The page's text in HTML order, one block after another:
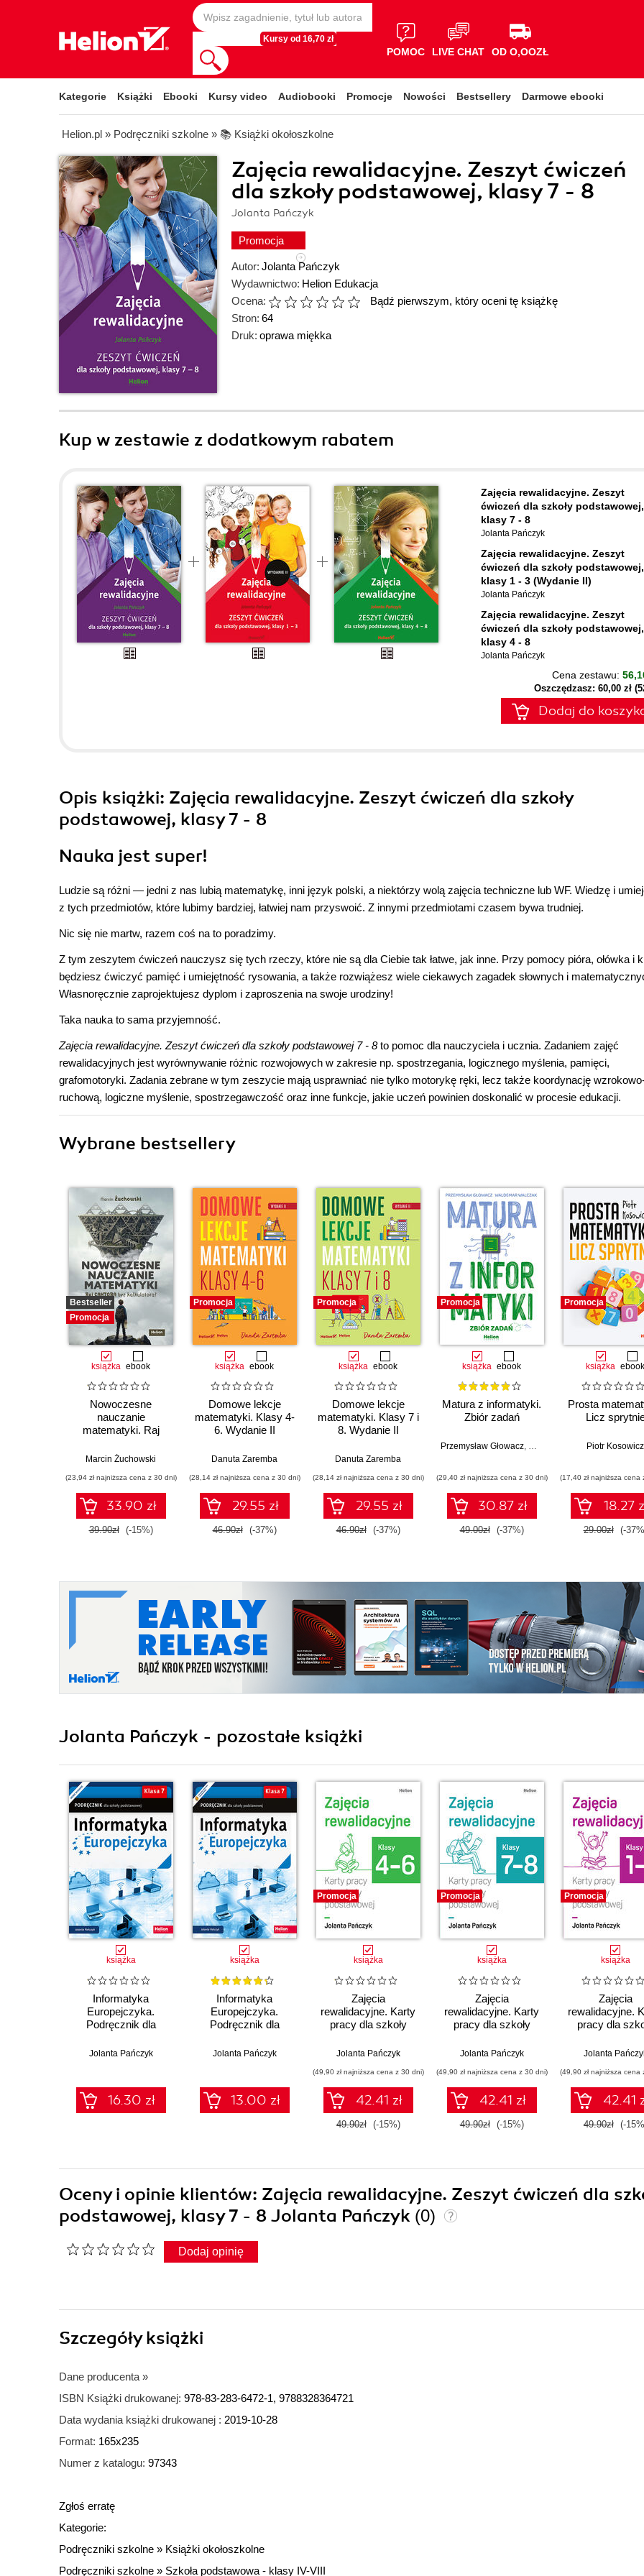
Kursy od 16,70 zł
POMOC LIVE CHAT OD O,OOZŁ
Kategorie Książki Ebooki Kursy video Audiobooki Promocje Nowości Bestsellery Darmowe ebooki
Helion.pl » Podręczniki szkolne » 📚 Książki okołoszkolne
Zajęcia rewalidacyjne. Zeszyt ćwiczeń
dla szkoły podstawowej, klasy 7 - 8
Jolanta Pańczyk
Promocja
Autor: Jolanta Pańczyk
Wydawnictwo: Helion Edukacja
Ocena:
Bądź pierwszym, który oceni tę książkę
Stron: 64
Druk: oprawa miękka
Kup w zestawie z dodatkowym rabatem
Zajęcia rewalidacyjne. Zeszyt
ćwiczeń dla szkoły podstawowej,
klasy 7 - 8
Jolanta Pańczyk
Zajęcia rewalidacyjne. Zeszyt
ćwiczeń dla szkoły podstawowej,
klasy 1 - 3 (Wydanie II)
Jolanta Pańczyk
Zajęcia rewalidacyjne. Zeszyt
ćwiczeń dla szkoły podstawowej,
klasy 4 - 8
Jolanta Pańczyk
Cena zestawu:
Oszczędzasz: 60,00 zł
Dodaj do
Opis książki: Zajęcia rewalidacyjne. Zeszyt ćwiczeń dla szkoły
podstawowej, klasy 7 - 8
Nauka jest super!
Ludzie są różni — jedni z nas lubią matematykę, inni język polski, a niektórzy wolą zajęcia techniczne lub WF. Wiedzę i
z tych przedmiotów, które lubimy bardziej, łatwiej nam przyswoić. Z innymi przedmiotami czasem bywa trudniej.
Nic się nie martw, razem coś na to poradzimy.
Z tym zeszytem ćwiczeń nauczysz się tych rzeczy, które nie są dla Ciebie tak łatwe, jak inne. Przy pomocy pióra, ołówka i
będziesz ćwiczyć pamięć i umiejętność rysowania, a także rozwiążesz wiele ciekawych zagadek słownych i
Własnoręcznie zaprojektujesz dyplom i zaproszenia na swoje urodziny!
Taka nauka to sama przyjemność.
Zajęcia rewalidacyjne. Zeszyt ćwiczeń dla szkoły podstawowej 7 - 8to pomoc dla nauczyciela i ucznia. Zadaniem zajęć
rewalidacyjnych jest wyrównywanie różnic rozwojowych w zakresie np. spostrzegania, logicznego myślenia, pamięci,
grafomotoryki. Zadania zebrane w tym zeszycie mają usprawniać nie tylko motorykę ręki, lecz także koordynację
ruchową, logiczne myślenie, spostrzegawczość oraz inne funkcje, jakie uczeń powinien doskonalić w procesie edukacji.
Wybrane bestsellery
Bestseller
Promocja
książka ebook
Nowoczesne
nauczanie
matematyki. Raj
kalkulatora?
Marcin Żuchowski
(23,94 zł najniższa cena z 30 dni)
33.90 zł
39.90zł (-15%)
Promocja
książka ebook
Domowe lekcje
matematyki. Klasy 4-
6. Wydanie II
Danuta Zaremba
(28,14 zł najniższa cena z 30 dni)
29.55 zł
46.90zł (-37%)
Promocja
książka ebook
Domowe lekcje
matematyki. Klasy 7 i
8. Wydanie II
Danuta Zaremba
(28,14 zł najniższa cena z 30 dni)
29.55 zł
46.90zł (-37%)
Promocja
książka ebook
Matura z informatyki.
Zbiór zadań
Przemysław Głowacz, Waldemar Walczak
(29,40 zł najniższa cena z 30 dni)
30.87 zł
49.00zł (-37%)
Promocja
książka ebook
Prosta
Licz
Piotr Kosowicz
(17,40 zł najniższa cena
18.27
29.00zł (-
Jolanta Pańczyk - pozostałe książki
książka
Informatyka
Europejczyka.
Podręcznik dla
Klasa 7 (Wydanie II)
Jolanta Pańczyk
16.30 zł
książka
Informatyka
Europejczyka.
Podręcznik dla
Klasa 7
Jolanta Pańczyk
13.00 zł
Promocja
książka
Zajęcia
rewalidacyjne. Karty
pracy dla szkoły
4-6
Jolanta Pańczyk
(49,90 zł najniższa cena z 30 dni)
42.41 zł
49.90zł (-15%)
Promocja
książka
Zajęcia
rewalidacyjne. Karty
pracy dla szkoły
7-8
Jolanta Pańczyk
(49,90 zł najniższa cena z 30 dni)
42.41 zł
49.90zł (-15%)
Promocja
książka
Zajęcia
rewalidacyjne.
pracy dla
1-3
Jolanta
(49,90 zł najniższa cena
42.41
49.90zł (-
Oceny i opinie klientów: Zajęcia rewalidacyjne. Zeszyt ćwiczeń dla
podstawowej, klasy 7 - 8 Jolanta Pańczyk (0)
Dodaj opinię
Szczegółyksiążki
Dane producenta »
ISBN Książki drukowanej: 978-83-283-6472-1, 9788328364721
Data wydania książki drukowanej : 2019-10-28
Format: 165x235
Numer z katalogu: 97343
Zgłoś erratę
Kategorie:
Podręczniki szkolne » Książki okołoszkolne
Podręczniki szkolne » Szkoła podstawowa - klasy IV-VIII